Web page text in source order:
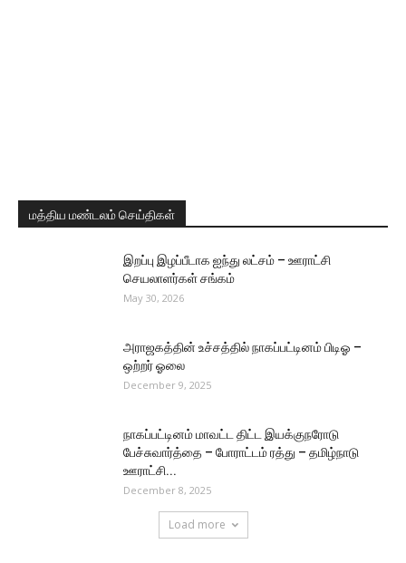
மத்திய மண்டலம் செய்திகள்
இறப்பு இழப்பீடாக ஐந்து லட்சம் – ஊராட்சி
செயலாளர்கள் சங்கம்
May 30, 2026
அராஜகத்தின் உச்சத்தில் நாகப்பட்டினம் பிடிஓ –
ஒற்றர் ஓலை
December 9, 2025
நாகப்பட்டினம் மாவட்ட திட்ட இயக்குநரோடு
பேச்சுவார்த்தை – போராட்டம் ரத்து – தமிழ்நாடு
ஊராட்சி...
December 8, 2025
Load more